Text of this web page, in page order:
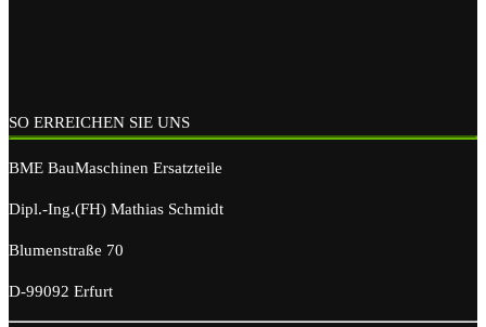
SO ERREICHEN SIE UNS
BME BauMaschinen Ersatzteile
Dipl.-Ing.(FH) Mathias Schmidt
Blumenstraße 70
D-99092 Erfurt